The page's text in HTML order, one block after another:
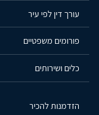
עורך דין לפי עיר
פורומים משפטיים
כלים ושירותים
הזדמנות להכיר